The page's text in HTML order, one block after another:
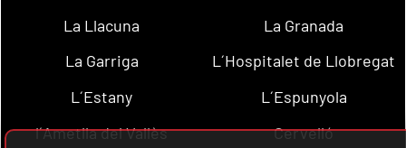
La Llacuna
La Granada
La Garriga
L´Hospitalet de Llobregat
L´Estany
L´Espunyola
l´Ametlla del Vallès
Cervelló